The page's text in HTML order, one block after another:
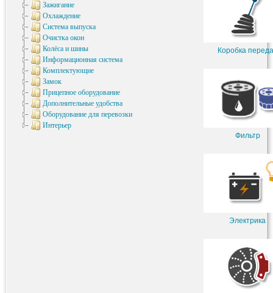
Зажигание
Охлаждение
Система выпуска
Очистка окон
Колёса и шины
Информационная система
Комплектующие
Замок
Прицепное оборудование
Дополнительные удобства
Оборудование для перевозки
Интерьер
Коробка
Фильтр
Электрика